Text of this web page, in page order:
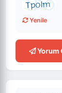
Yenile
Yorum